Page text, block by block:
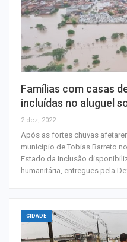
Famílias com casas
incluídas no aluguel
2 dez, 2022
Após as fortes chuvas
município de Tobias Barreto
Estado da Inclusão
humanitária, entregues pela
CIDADE